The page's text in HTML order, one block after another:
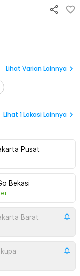
Lihat Varian Lainnya
Lihat 1Lokasi Lainnya
Pusat
Bekasi
Barat